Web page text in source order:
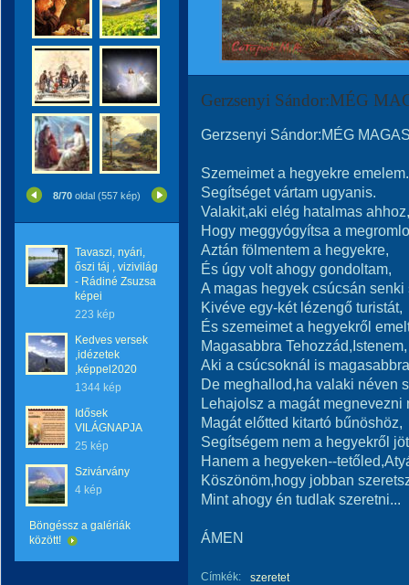
8/70 oldal (557 kép)
Tavaszi, nyári,
őszi táj , vizivilág
- Rádiné Zsuzsa
képei
223 kép
Kedves versek
,idézetek
,képpel2020
1344 kép
Idősek
VILÁGNAPJA
25 kép
Szivárvány
4 kép
Böngéssz a galériák
között!
Gerzsenyi Sándor:MÉG
Gerzsenyi Sándor:MÉG
Szemeimet a hegyekre emelem.
Segítséget vártam ugyanis.
Valakit,aki elég hatalmas ahhoz,
Hogy meggyógyítsa a
Aztán fölmentem a hegyekre,
És úgy volt ahogy gondoltam,
A magas hegyek csúcsán senki
Kivéve egy-két lézengő turistát,
És szemeimet a hegyekről
Magasabbra Tehozzád,Istenem,
Aki a csúcsoknál is
De meghallod,ha valaki néven
Lehajolsz a magát megnevezni
Magát előtted kitartó bűnöshöz,
Segítségem nem a hegyekről
Hanem a hegyeken--
Köszönöm,hogy jobban
Mint ahogy én tudlak szeretni...
ÁMEN
Címkék:
szeretet